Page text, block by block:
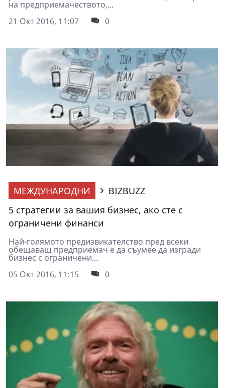
на предприемачеството,...
21 Окт 2016, 11:07
0
МЕЖДУНАРОДНИ
BIZBUZZ
5 стратегии за вашия бизнес, ако сте с
ограничени финанси
Най-голямото предизвикателство пред всеки
обещаващ предприемач е да съумее да изгради
бизнес с ограничени...
05 Окт 2016, 11:15
0